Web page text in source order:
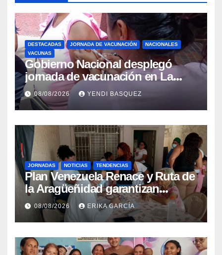
DESTACADAS JORNADA DE VACUNACIÓN
NACIONALES
VACUNAS
Gobierno Nacional desplegó
jornada de vacunación en La
Guaira para garantizar protección
epidemiológica
08/08/2026 YENDI BASQUEZ
JORNADAS NOTICIAS TENDENCIAS
Plan Venezuela Renace y Ruta de
la Aragüeñidad garantizan
atención médica integral en
Aragua
08/08/2026 ERIKA GARCÍA